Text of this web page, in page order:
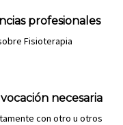
profesionales
Fisioterapia
necesaria
con otro u otros